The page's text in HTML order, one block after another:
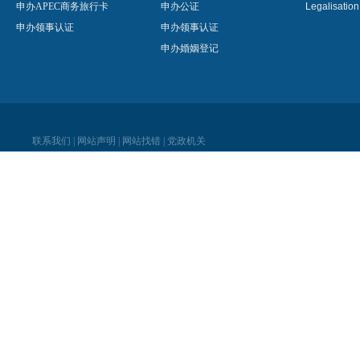
申办APEC商务旅行卡
申办领事认证
申办公证
申办领事认证
申办婚姻登记
联系我们 网站声明 网站找错 党政机关